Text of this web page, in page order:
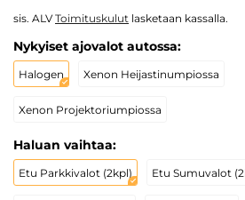
sis. ALVToimituskulut lasketaan kassalla.
Nykyiset ajovalot autossa:
Halogen Xenon Heijastinumpiossa
Xenon Projektoriumpiossa
Haluan vaihtaa:
Etu Parkkivalot (2kpl) Etu Sumuvalot